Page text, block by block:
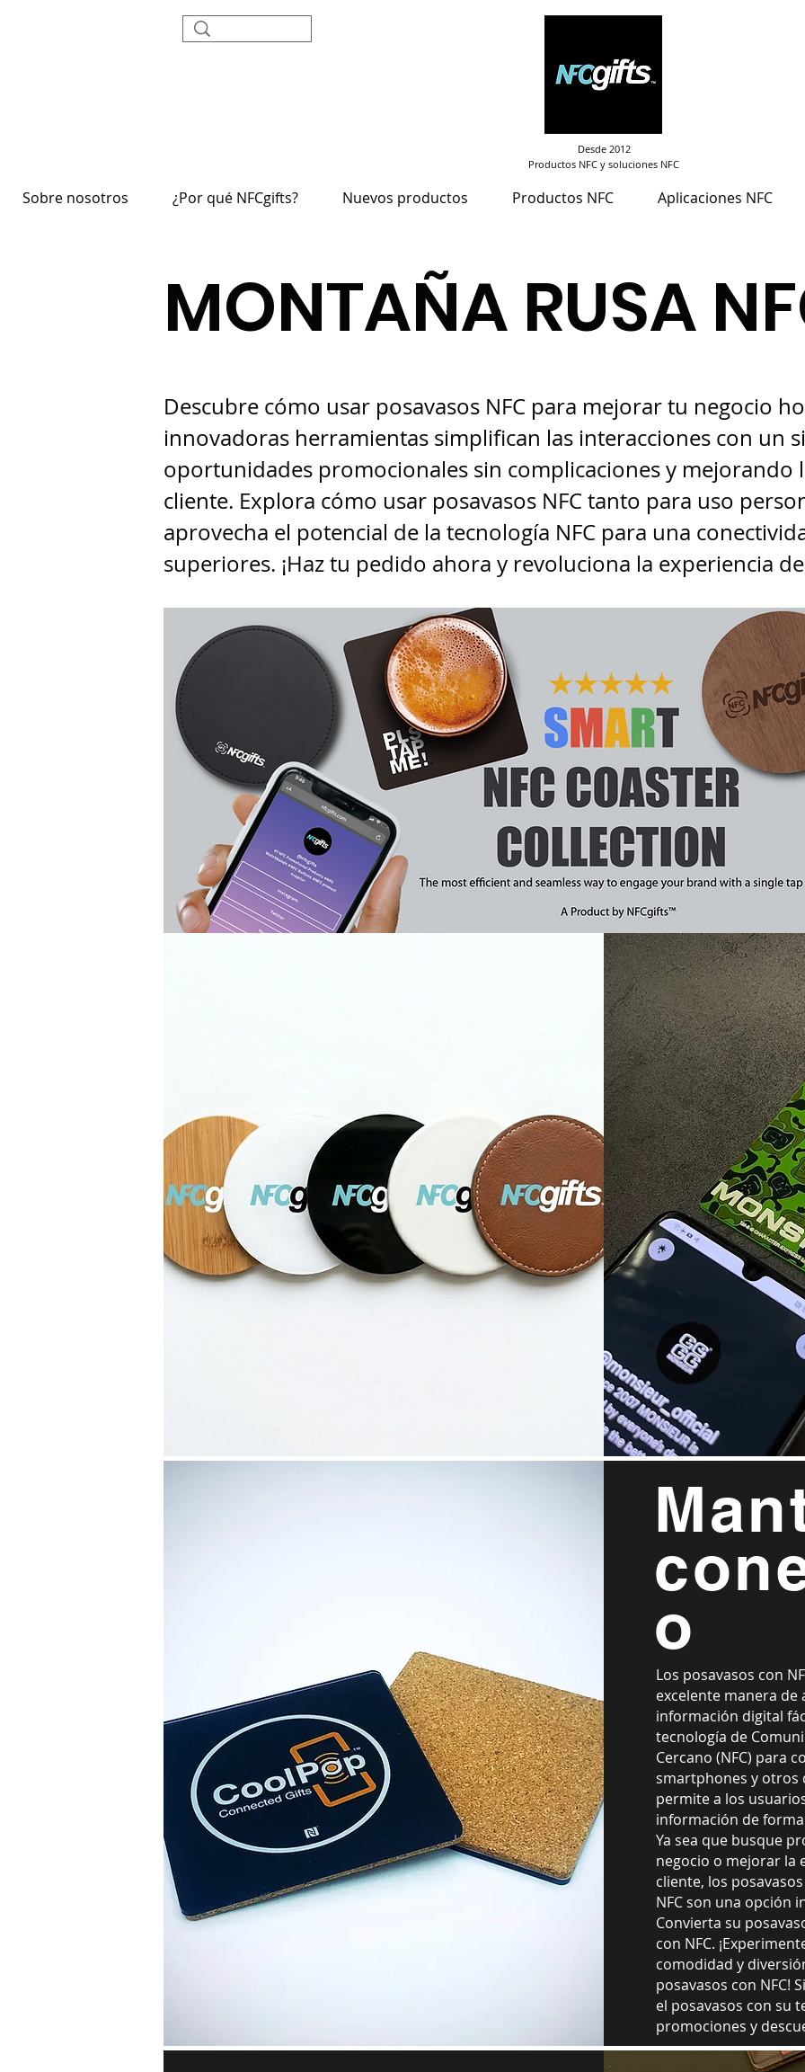
Desde 2012
Productos NFC y soluciones NFC
Sobre nosotros ¿Por qué NFCgifts? Nuevos productos Productos NFC Aplicaciones NFC
MONTAÑA RUSA
Descubre cómo usar posavasos NFC para mejorar tu negocio
innovadoras herramientas simplifican las interacciones con un
oportunidades promocionales sin complicaciones y mejorando
cliente. Explora cómo usar posavasos NFC tanto para uso
aprovecha el potencial de la tecnología NFC para una
superiores. ¡Haz tu pedido ahora y revoluciona la experiencia
o
Los posavasos con
excelente manera de
información digital
tecnología de
Cercano (NFC) para
smartphones y otros
permite a los
información de
Ya sea que busque
negocio o mejorar la
cliente, los
NFC son una opción
Convierta su
con NFC.
comodidad y
posavasos con NFC!
el posavasos con su
promociones y